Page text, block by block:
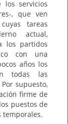
los servicios
, que ven
tareas
actual,
los partidos
con una
años los
todas las
supuesto,
firme de
puestos de
temporales.